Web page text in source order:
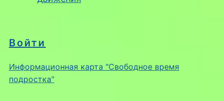
Войти
Информационная карта "Свободное время
подростка"